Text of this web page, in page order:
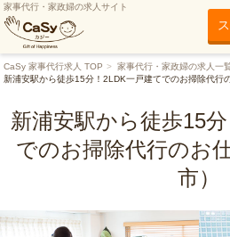
家事代行・家政婦の求人サイト
CaSy 家事代行求人 TOP 家事代行・家政婦の求人一
新浦安駅から徒歩15分！2LDK一戸建てでのお掃除代行
新浦安駅から徒歩15
でのお掃除代行のお
市）